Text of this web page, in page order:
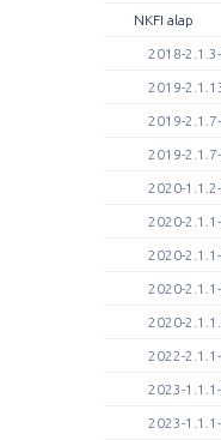
NKFI alap
2018-
2019-
2019-
2019-
2020-
2020-
2020-
2020-
2020-
2022-
2023-
2023-